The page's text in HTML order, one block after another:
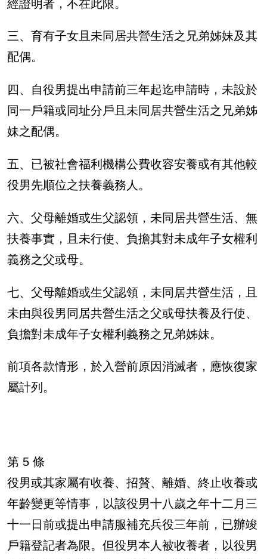
經證明者，不在此限。
三、育有子女且未同居共營生活之兄弟姊妹及其
配偶。
四、自役男提出申請前三年起迄申請時，未設於
同一戶籍或同址分戶且未同居共營生活之兄弟姊
妹之配偶。
五、已被社會福利機構公費收容安養或有其他較
役男先順位之扶養義務人。
六、父母離婚或生父認領，未同居共營生活、無
扶養事實，且未行使、負擔其對未成年子女權利
義務之父或母。
七、父母離婚或生父認領，未同居共營生活，且
未由與役男同居共營生活之父或母扶養及行使、
負擔對未成年子女權利義務之兄弟姊妹。
前項各款情形，於入營前原因消滅者，應恢復家
屬計列。
第 5 條
役男或其家屬有收養、招贅、離婚、終止收養或
年齡變更等情事，以該役男十八歲之年十二月三
十一日前或提出申請服補充兵役三年前，已辦竣
戶籍登記者為限。但役男本人被收養者，以役男